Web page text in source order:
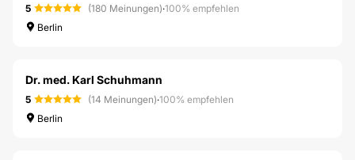
5 (180 Meinungen)·100% empfehlen
Berlin
Dr. med. Karl Schuhmann
5 (14 Meinungen)·100% empfehlen
Berlin